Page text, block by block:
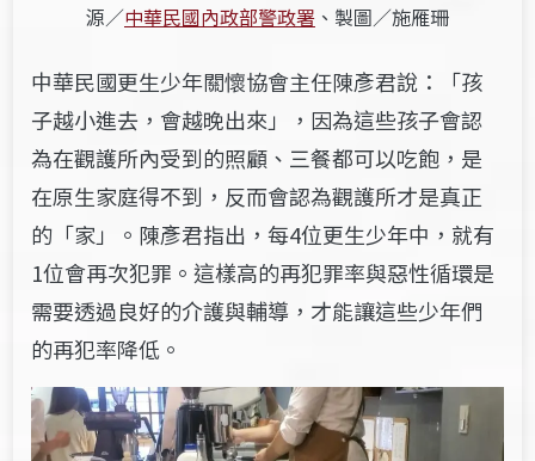
源／中華民國內政部警政署 、製圖／施雁珊
中華民國更生少年關懷協會主任陳彥君說：「孩
子越小進去，會越晚出來」，因為這些孩子會認
為在觀護所內受到的照顧、三餐都可以吃飽，是
在原生家庭得不到，反而會認為觀護所才是真正
的「家」。陳彥君指出，每4位更生少年中，就有
1位會再次犯罪。這樣高的再犯罪率與惡性循環是
需要透過良好的介護與輔導，才能讓這些少年們
的再犯率降低。